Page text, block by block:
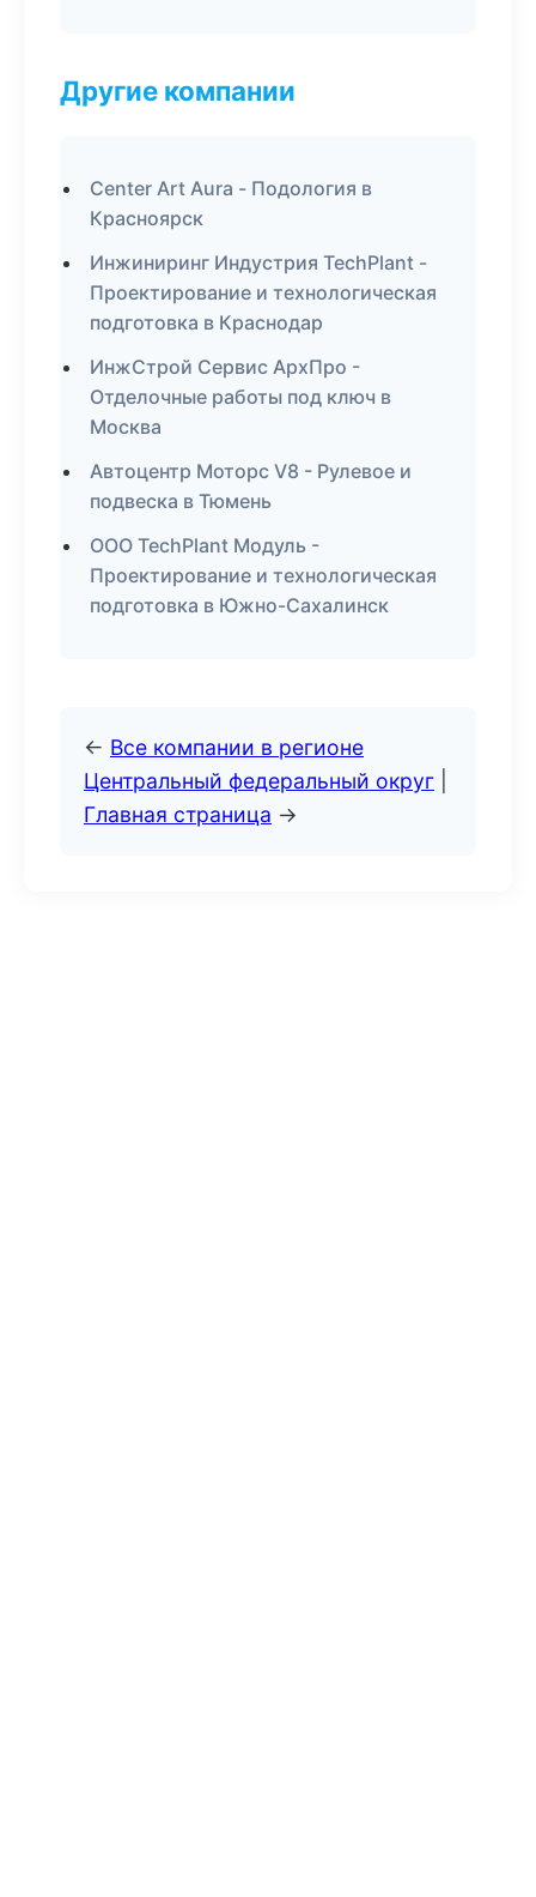
Другие компании
Center Art Aura - Подология в
Красноярск
Инжиниринг Индустрия TechPlant -
Проектирование и технологическая
подготовка в Краснодар
ИнжСтрой Сервис АрхПро -
Отделочные работы под ключ в
Москва
Автоцентр Моторс V8 - Рулевое и
подвеска в Тюмень
ООО TechPlant Модуль -
Проектирование и технологическая
подготовка в Южно-Сахалинск
← Все компании в регионе
Центральный федеральный округ
Главная страница →